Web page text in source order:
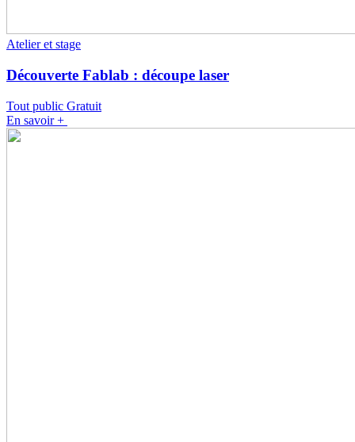
Atelier et stage
Découverte Fablab : découpe laser
Tout public Gratuit
En savoir +